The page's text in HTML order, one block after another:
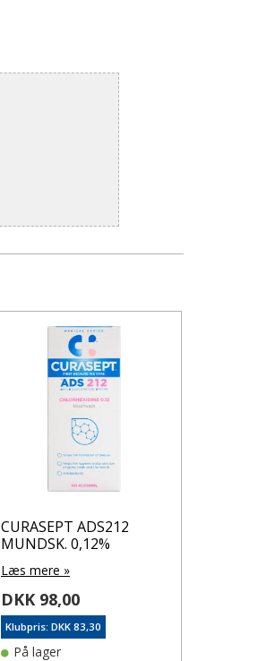
CURASEPT ADS212
MUNDSK. 0,12%
Læs mere »
DKK 98,00
Klubpris: DKK 83,30
På lager